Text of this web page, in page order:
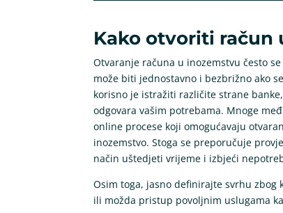
Kako otvoriti račun
Otvaranje računa u inozemstvu često
može biti jednostavno i bezbrižno ako
korisno je istražiti različite strane
odgovara vašim potrebama. Mnoge
online procese koji omogućavaju
inozemstvo. Stoga se preporučuje
način uštedjeti vrijeme i izbjeći
Osim toga, jasno definirajte svrhu zbog
ili možda pristup povoljnim uslugama